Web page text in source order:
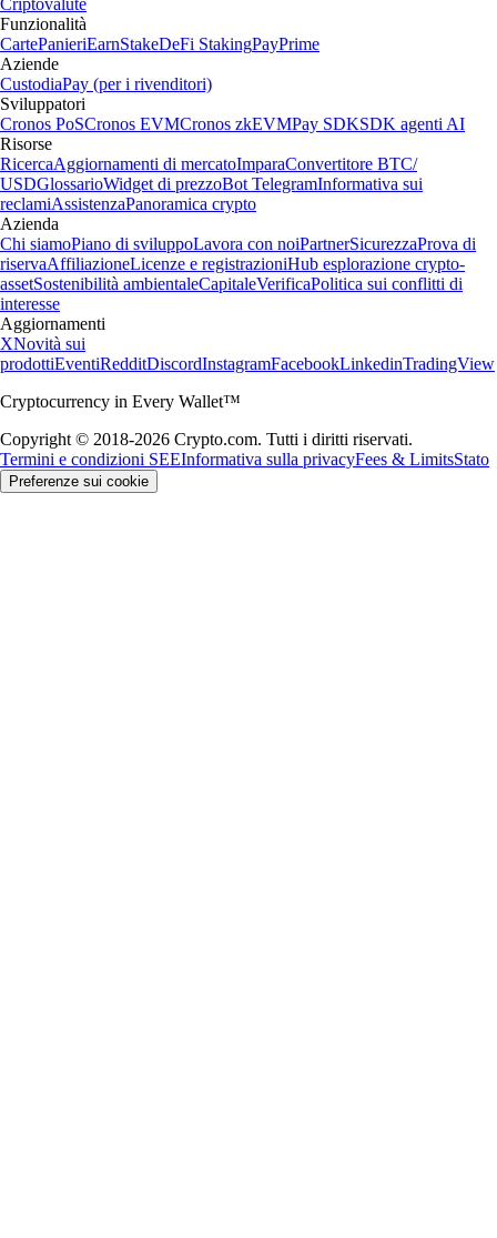
Funzionalità
CartePanieriEarnStakeDeFi StakingPayPrime
Aziende
CustodiaPay (per i rivenditori)
Sviluppatori
Cronos PoSCronos EVMCronos zkEVMPay SDKSDK agenti AI
Risorse
RicercaAggiornamenti di mercatoImparaConvertitore BTC/
USDGlossarioWidget di prezzoBot TelegramInformativa sui
reclamiAssistenzaPanoramica crypto
Azienda
Chi siamoPiano di sviluppoLavora con noiPartnerSicurezzaProva di
riservaAffiliazioneLicenze e registrazioniHub esplorazione crypto-
assetSostenibilità ambientaleCapitaleVerificaPolitica sui conflitti di
interesse
Aggiornamenti
XNovità sui
prodottiEventiRedditDiscordInstagramFacebookLinkedinTradingView
Cryptocurrency in Every Wallet™
Copyright © 2018-2026 Crypto.com. Tutti i diritti riservati.
Termini e condizioni SEEInformativa sulla privacyFees & LimitsStato
Preferenze sui cookie